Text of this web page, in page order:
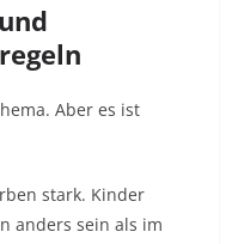
Aber es ist
stark. Kinder
anders sein als im